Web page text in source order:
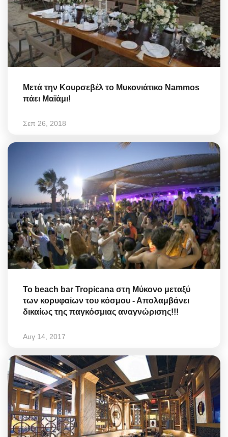
Μετά την Κουρσεβέλ το Μυκονιάτικο Νammos
πάει Μαϊάμι!
Σεπ 26, 2018
Το beach bar Tropicana στη Μύκονο μεταξύ
των κορυφαίων του κόσμου - Απολαμβάνει
δικαίως της παγκόσμιας αναγνώρισης!!!
Αυγ 14, 2017